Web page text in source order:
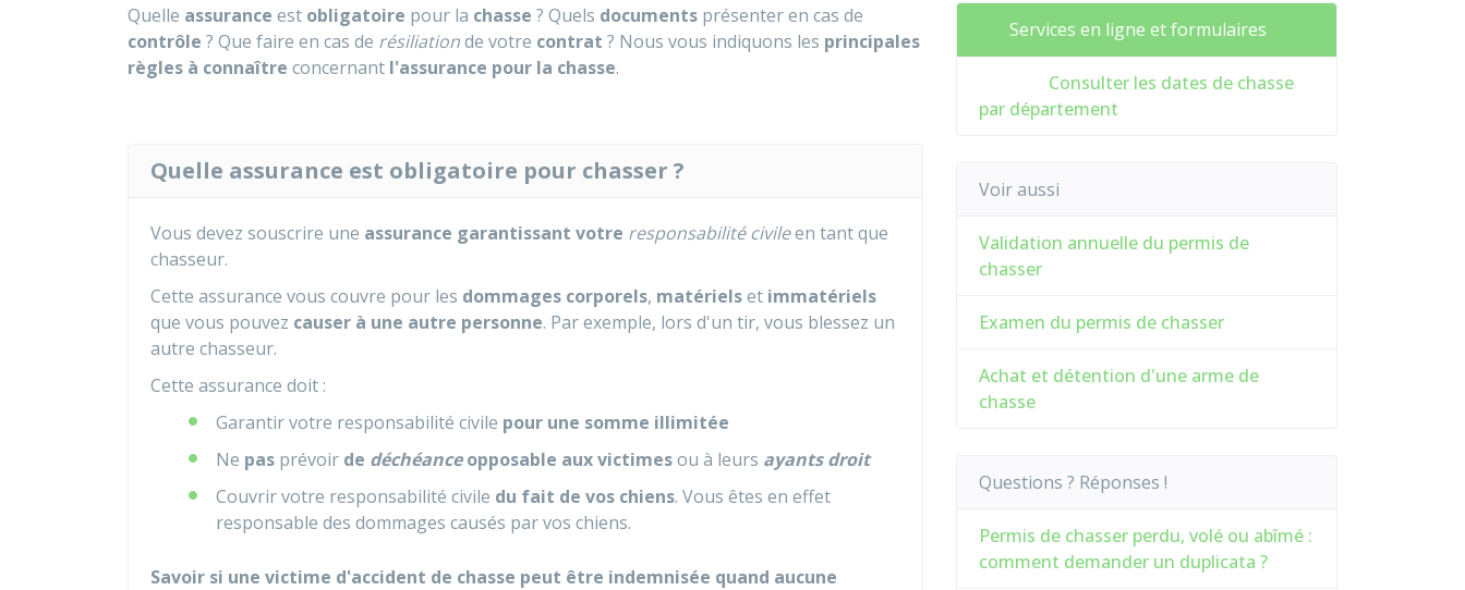
Quelle assurance est obligatoire pour la chasse ? Quels documents présenter en cas de
contrôle ? Que faire en cas de résiliationde votre contrat ? Nous vous indiquons les principales
règles à connaître concernant l'assurance pour la chasse.
Quelle assurance est obligatoire pour chasser ?
Vous devez souscrire une assurance garantissant votre responsabilité civileen tant que
chasseur.
Cette assurance vous couvre pour les dommages corporels, matérielset immatériels
que vous pouvez causer à une autre personne. Par exemple, lors d'un tir, vous blessez un
autre chasseur.
Cette assurance doit :
Garantir votre responsabilité civile pour une somme illimitée
Ne pas prévoir de déchéanceopposable aux victimesou à leurs ayants droit
Couvrir votre responsabilité civile du fait de vos chiens. Vous êtes en effet
responsable des dommages causés par vos chiens.
Savoir si une victime d'accident de chasse peut être indemnisée quand aucune
Services en ligne et formulaires
Consulter les dates de chasse
par département
Voir aussi
Validation annuelle du permis de
chasser
Examen du permis de chasser
Achat et détention d'une arme de
chasse
Questions ? Réponses !
Permis de chasser perdu, volé ou abîmé :
comment demander un duplicata ?